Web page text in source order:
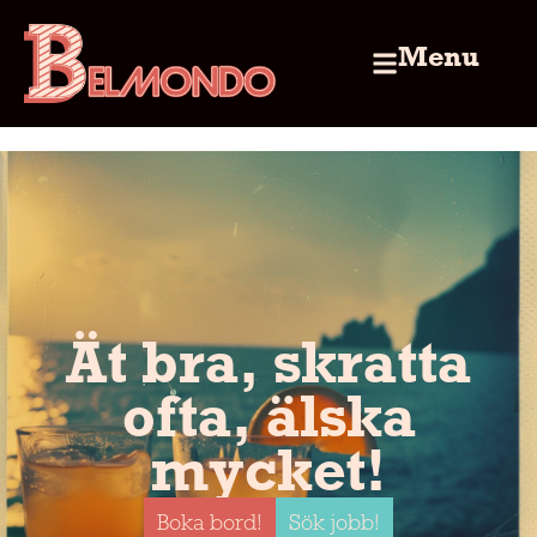
Menu
Ät bra, skratta
ofta, älska
mycket!
Boka bord! Sök jobb!